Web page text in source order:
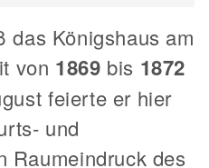
das Königshaus am
von 1869 bis 1872
feierte er hier
und
Raumeindruck des